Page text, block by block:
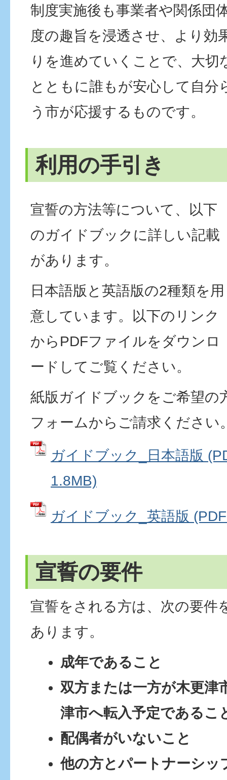
制度実施後も事業者や関係団
度の趣旨を浸透させ、より効
りを進めていくことで、大切
とともに誰もが安心して自分
う市が応援するものです。
利用の手引き
宣誓の方法等について、以下
のガイドブックに詳しい記載
があります。
日本語版と英語版の2種類を用
意しています。以下のリンク
からPDFファイルをダウンロ
ードしてご覧ください。
紙版ガイドブックをご希望の
フォームからご請求ください
ガイドブック_日本語版
1.8MB)
ガイドブック_英語版
宣誓の要件
宣誓をされる方は、次の要件
あります。
成年であること
双方または一方が木更津
津市へ転入予定であるこ
配偶者がいないこと
他の方とパートナーシッ